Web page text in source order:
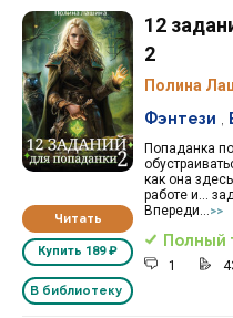
Читать
Купить 189 ₽
В библиотеку
12
2
Полина
Попаданка
как она
работе и...
Впереди...
>>
Фэнтези
Полный
1